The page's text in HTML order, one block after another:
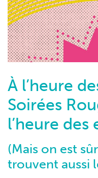
À l’heure
Soirées
l’heure des
(Mais on est
trouvent aussi